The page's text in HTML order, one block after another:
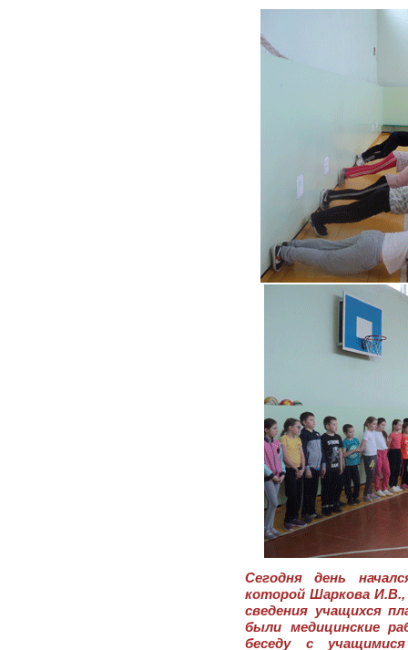
Сегодня день
которой Шаркова
сведения учащихся
были медицинские
беседу с